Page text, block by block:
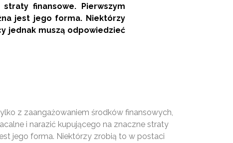
finansowe. Pierwszym
jest jego forma. Niektórzy
jednak muszą odpowiedzieć
z zaangażowaniem środków finansowych,
i narazić kupującego na znaczne straty
jego forma. Niektórzy zrobią to w postaci